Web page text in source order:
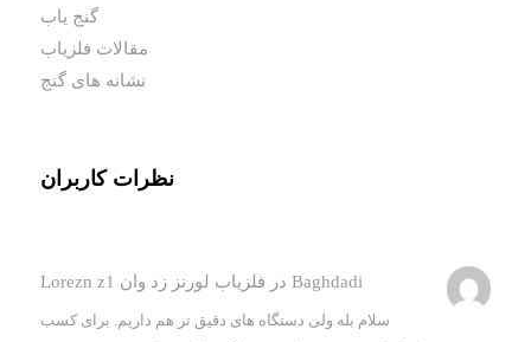
گنج یاب
مقالات فلزیاب
نشانه های گنج
نظرات کاربران
Baghdadi در فلزیاب لورنز زد وان Lorezn z1
سلام بله ولی دستگاه های دقیق تر هم داریم. برای کسب